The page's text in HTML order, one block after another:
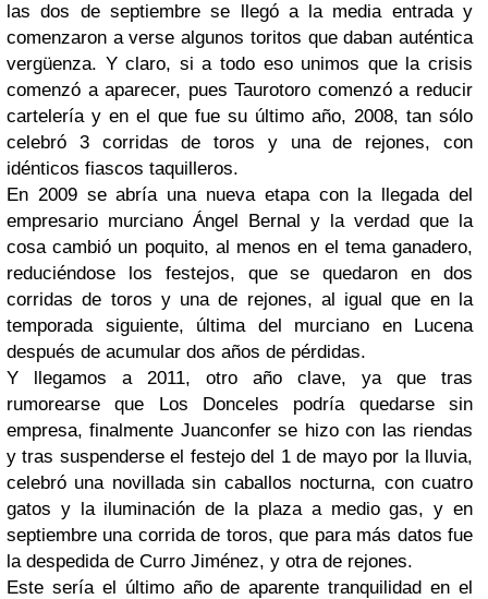
las dos de septiembre se llegó a la media entrada y
comenzaron a verse algunos toritos que daban auténtica
vergüenza. Y claro, si a todo eso unimos que la crisis
comenzó a aparecer, pues Taurotoro comenzó a reducir
cartelería y en el que fue su último año, 2008, tan sólo
celebró 3 corridas de toros y una de rejones, con
idénticos fiascos taquilleros.
En 2009 se abría una nueva etapa con la llegada del
empresario murciano Ángel Bernal y la verdad que la
cosa cambió un poquito, al menos en el tema ganadero,
reduciéndose los festejos, que se quedaron en dos
corridas de toros y una de rejones, al igual que en la
temporada siguiente, última del murciano en Lucena
después de acumular dos años de pérdidas.
Y llegamos a 2011, otro año clave, ya que tras
rumorearse que Los Donceles podría quedarse sin
empresa, finalmente Juanconfer se hizo con las riendas
y tras suspenderse el festejo del 1 de mayo por la lluvia,
celebró una novillada sin caballos nocturna, con cuatro
gatos y la iluminación de la plaza a medio gas, y en
septiembre una corrida de toros, que para más datos fue
la despedida de Curro Jiménez, y otra de rejones.
Este sería el último año de aparente tranquilidad en el